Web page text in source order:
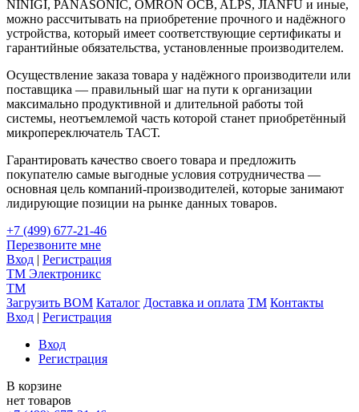
NINIGI, PANASONIC, OMRON OCB, ALPS, JIANFU и иные,
можно рассчитывать на приобретение прочного и надёжного
устройства, который имеет соответствующие сертификаты и
гарантийные обязательства, установленные производителем.
Осуществление заказа товара у надёжного производители или
поставщика — правильный шаг на пути к организации
максимально продуктивной и длительной работы той
системы, неотъемлемой часть которой станет приобретённый
микропереключатель ТАСТ.
Гарантировать качество своего товара и предложить
покупателю самые выгодные условия сотрудничества —
основная цель компаний-производителей, которые занимают
лидирующие позиции на рынке данных товаров.
+7 (499) 677-21-46
Перезвоните мне
Вход | Регистрация
TM Электроникс
TM
Загрузить BOM Каталог Доставка и оплата TM Контакты
Вход | Регистрация
Вход
Регистрация
В корзине
нет товаров